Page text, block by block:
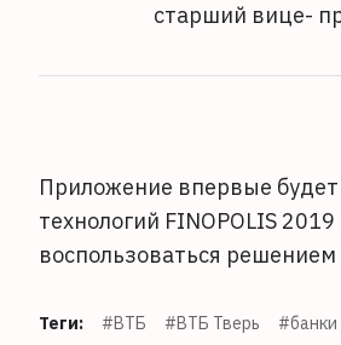
старший вице-
Приложение впервые
технологий FINOPOLIS
воспользоваться
Теги: #ВТБ #ВТБ Тверь #банки